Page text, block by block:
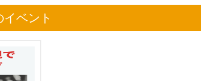
ベント